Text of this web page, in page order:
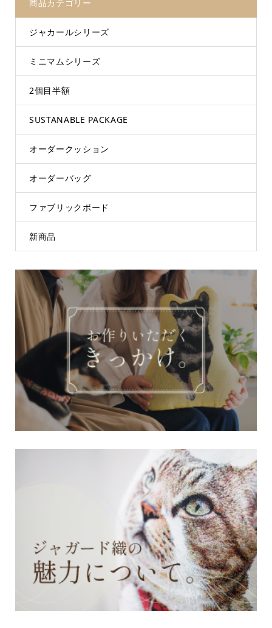
商品カテゴリー
ジャカールシリーズ
ミニマムシリーズ
2個目半額
SUSTANABLE PACKAGE
オーダークッション
オーダーバッグ
ファブリックボード
新商品